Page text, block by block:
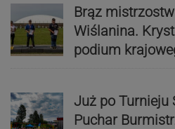
Brąz
Wiślanina.
podium
Już po Turnieju
Puchar